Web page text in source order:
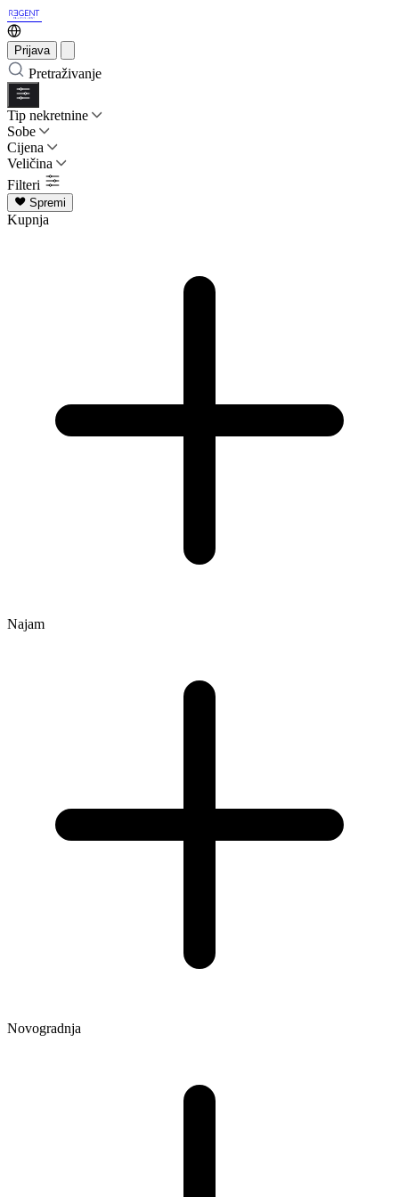
Prijava
Pretraživanje
Tip nekretnine
Sobe
Cijena
Veličina
Filteri
Spremi
Kupnja
Najam
Novogradnja